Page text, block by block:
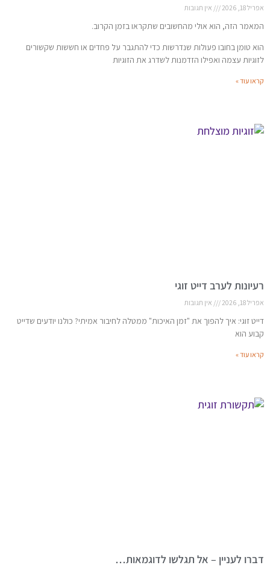
אפריל 18, 2026 אין תגובות
המאמר הזה, הוא אולי מהחשובים שתקראו בזמן הקרוב.
הוא טומן בחובו פעולות שנדרשות כדי להתגבר על פחדים או חששות שקשורים
לזוגיות עצמה ואפילו הזדמנות לשדרג את הזוגיות
קראו עוד »
רעיונות לערב דייט זוגי
אפריל 18, 2026 אין תגובות
דייט זוגי: איך להפוך את "זמן האיכות" ממטלה לחיבור אמיתי? כולנו יודעים שדייט
קבוע הוא
קראו עוד »
דברו לעניין – אל תגלשו לדוגמאות…